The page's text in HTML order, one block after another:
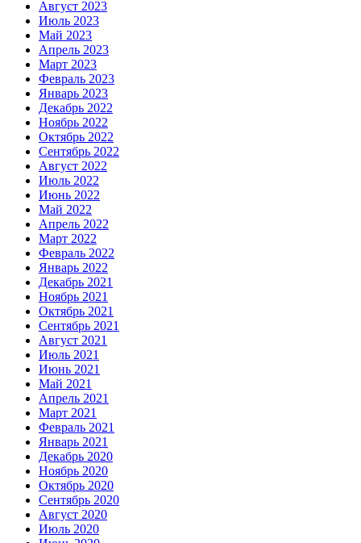
Август 2023
Июль 2023
Май 2023
Апрель 2023
Март 2023
Февраль 2023
Январь 2023
Декабрь 2022
Ноябрь 2022
Октябрь 2022
Сентябрь 2022
Август 2022
Июль 2022
Июнь 2022
Май 2022
Апрель 2022
Март 2022
Февраль 2022
Январь 2022
Декабрь 2021
Ноябрь 2021
Октябрь 2021
Сентябрь 2021
Август 2021
Июль 2021
Июнь 2021
Май 2021
Апрель 2021
Март 2021
Февраль 2021
Январь 2021
Декабрь 2020
Ноябрь 2020
Октябрь 2020
Сентябрь 2020
Август 2020
Июль 2020